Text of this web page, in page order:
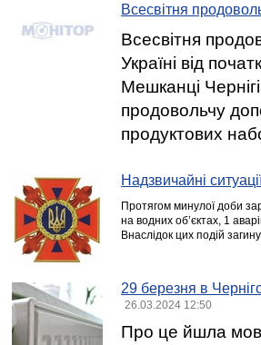
Всесвітня
Всесвітня
Україні від
Мешканці
продовольчу
продуктових
Надзвичайні
Протягом минулої доби
на водних об’єктах, 1
Внаслідок цих подій
29 березня в
26.03.2024 12:50
Про це йшла